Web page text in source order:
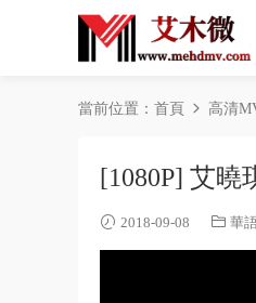
當前位置： 首頁 高清
[1080P] 艾曉
2018-09-08 華